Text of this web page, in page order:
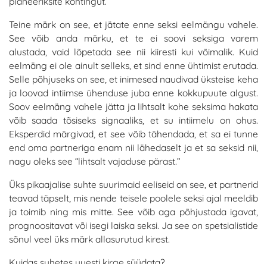
Teine märk on see, et jätate enne seksi eelmängu vahele.
See võib anda märku, et te ei soovi seksiga varem
alustada, vaid lõpetada see nii kiiresti kui võimalik. Kuid
eelmäng ei ole ainult selleks, et sind enne ühtimist erutada.
Selle põhjuseks on see, et inimesed naudivad üksteise keha
ja loovad intiimse ühenduse juba enne kokkupuute algust.
Soov eelmäng vahele jätta ja lihtsalt kohe seksima hakata
võib saada tõsiseks signaaliks, et su intiimelu on ohus.
Eksperdid märgivad, et see võib tähendada, et sa ei tunne
end oma partneriga enam nii lähedaselt ja et sa seksid nii,
nagu oleks see “lihtsalt vajaduse pärast.”
Üks pikaajalise suhte suurimaid eeliseid on see, et partnerid
teavad täpselt, mis nende teisele poolele seksi ajal meeldib
ja toimib ning mis mitte. See võib aga põhjustada igavat,
prognoositavat või isegi laiska seksi. Ja see on spetsialistide
sõnul veel üks märk allasurutud kirest.